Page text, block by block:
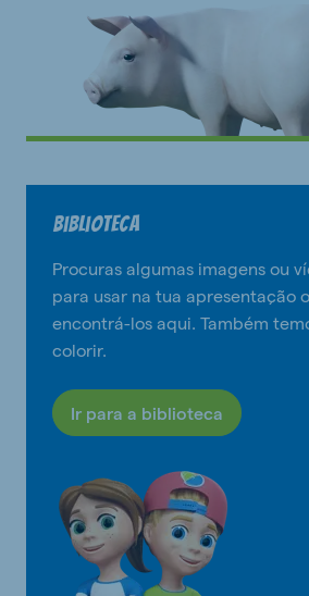
Biblioteca
Procuras algumas imagens ou
para usar na tua apresentação
encontrá-los aqui. Também
colorir.
Ir para a biblioteca